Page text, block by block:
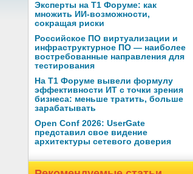
Эксперты на Т1 Форуме: как
множить ИИ-возможности,
сокращая риски
Российское ПО виртуализации и
инфраструктурное ПО — наиболее
востребованные направления для
тестирования
На Т1 Форуме вывели формулу
эффективности ИТ с точки зрения
бизнеса: меньше тратить, больше
зарабатывать
Open Conf 2026: UserGate
представил свое видение
архитектуры сетевого доверия